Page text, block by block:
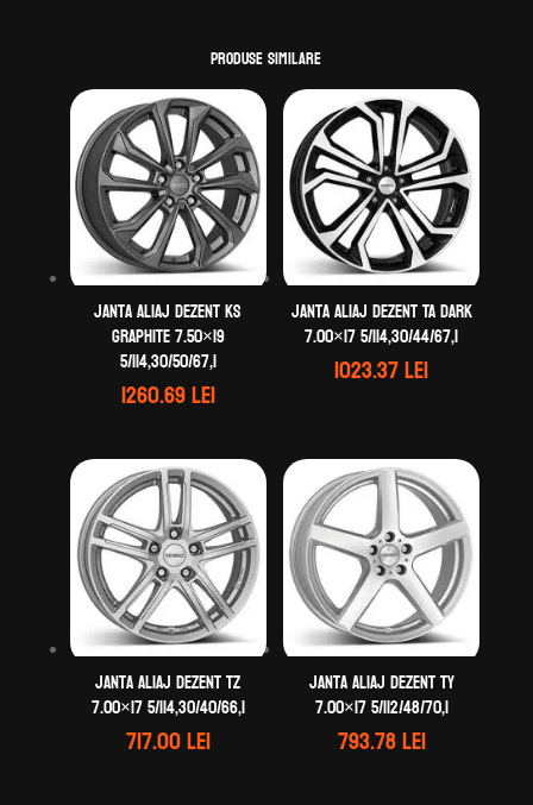
Produse similare
Janta aliaj DEZENT KS
graphite 7.50×19
5/114,30/50/67,1
1260.69lei
Janta aliaj DEZENT TA dark
7.00×17 5/114,30/44/67,1
1023.37lei
Janta aliaj DEZENT TZ
7.00×17 5/114,30/40/66,1
717.00lei
Janta aliaj DEZENT TY
7.00×17 5/112/48/70,1
793.78lei